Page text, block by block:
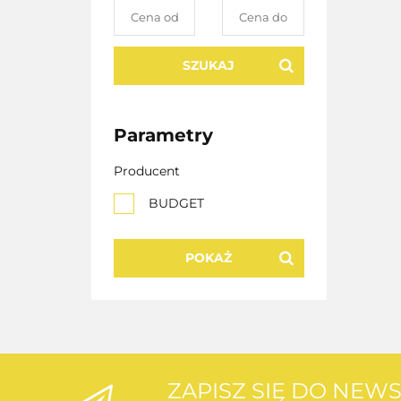
SZUKAJ
Parametry
Producent
BUDGET
POKAŻ
ZAPISZ SIĘ DO